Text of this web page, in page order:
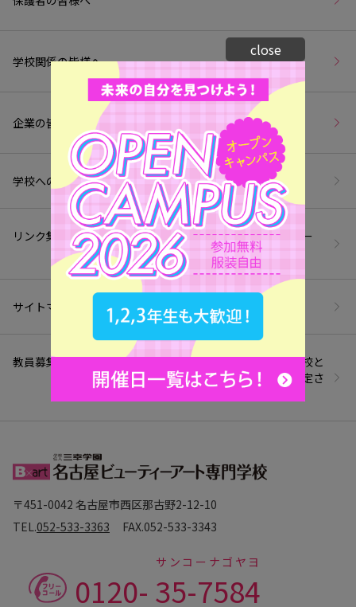
学校関係の皆様へ
企業の皆様へ
学校へのアクセス お問い合わせ
リンク集
プライバシー・ポリシー
（個人情報保護方針）
サイトマップ 情報公開
教員募集
高等教育無償化の対象校と
して文部科学省より認定さ
れました
〒451-0042 名古屋市西区那古野2-12-10
TEL.052-533-3363 FAX.052-533-3343
0120- 35-7584
サンコーナゴヤヨ
close